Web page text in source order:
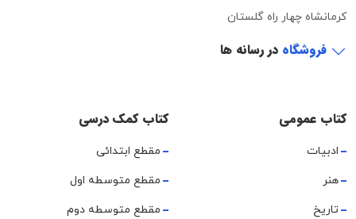
کرمانشاه چهار راه گلستان
فروشگاه در رسانه ها
کتاب عمومی
ادبیات
هنر
تاریخ
کتاب کمک درسی
مقطع ابتدائی
مقطع متوسطه اول
مقطع متوسطه دوم